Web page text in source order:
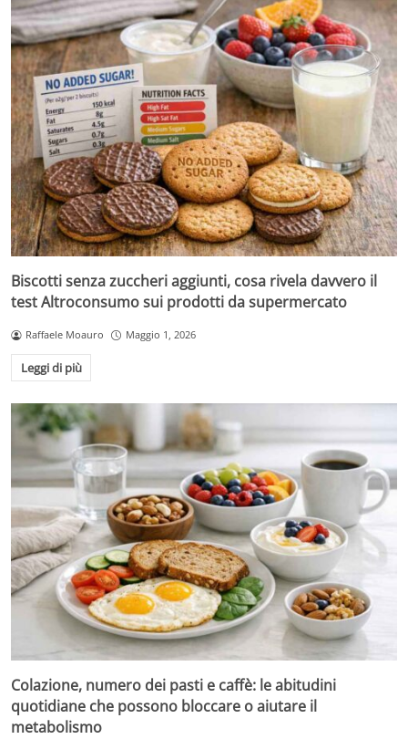
Biscotti senza zuccheri aggiunti, cosa rivela davvero il
test Altroconsumo sui prodotti da supermercato
Raffaele Moauro Maggio 1, 2026
Leggi di più
Colazione, numero dei pasti e caffè: le abitudini
quotidiane che possono bloccare o aiutare il
metabolismo